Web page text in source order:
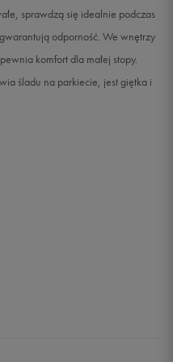
Powiadom o dostępności
sprawdzą się idealnie podczas
odporność. We wnętrzy
komfort dla małej stopy.
śladu na parkiecie, jest giętka i